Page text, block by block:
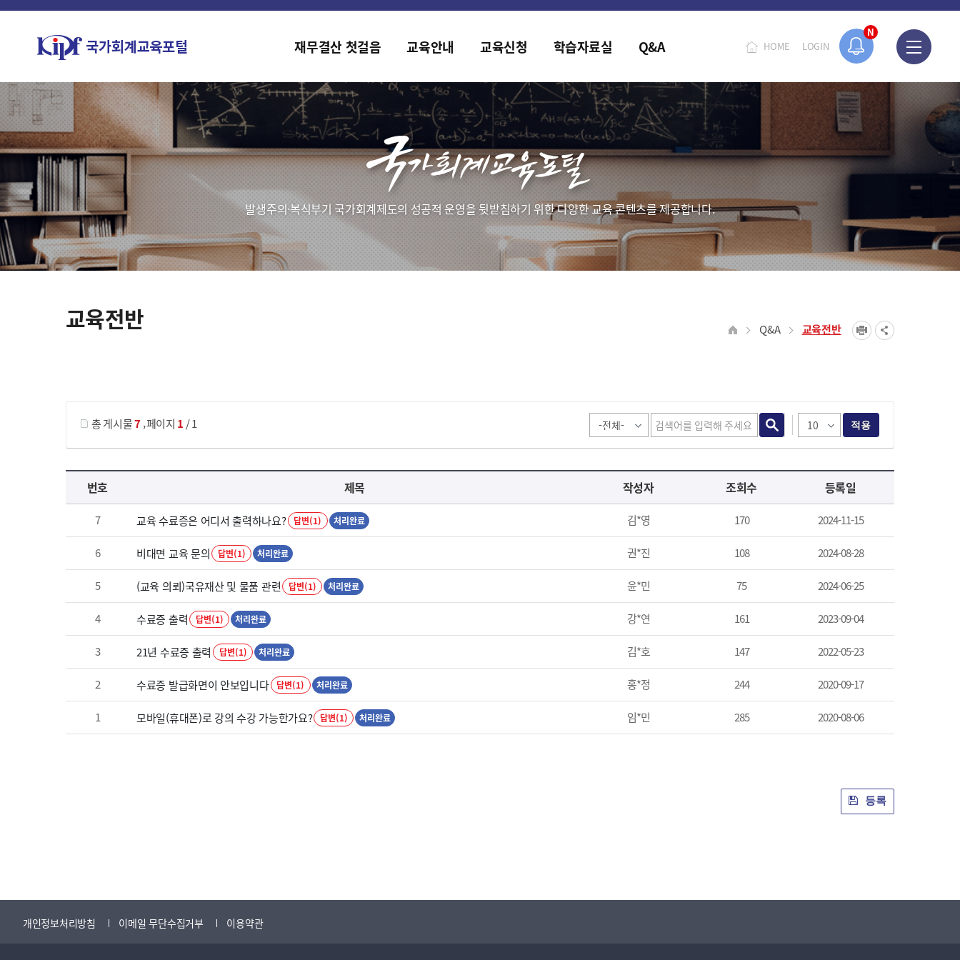
N
홈페이지가 새롭게 개편되었습니다.
HOME LOGIN
재무결산 첫걸음 교육안내 교육신청 학습자료실 Q&A
발생주의·복식부기 국가회계제도의 성공적 운영을 뒷받침하기 위한 다양한 교육 콘텐츠를 제공합니다.
교육전반 Q&A 교육전반
총 게시물7,페이지 1 / 1 적용
교육전반 목록 으로 번호, 제목, 작성자, 조회수, 등록 일로 나열 되고 있습니다.
번호 제목 작성자 조회수 등록일
7 교육 수료증은 어디서 출력하나요? 답변(1) 처리완료 김*영 170 2024-11-15
6 비대면 교육 문의 답변(1) 처리완료 권*진 108 2024-08-28
5 (교육 의뢰)국유재산 및 물품 관련 답변(1) 처리완료 윤*민 75 2024-06-25
4 수료증 출력 답변(1) 처리완료 강*연 161 2023-09-04
3 21년 수료증 출력 답변(1) 처리완료 김*호 147 2022-05-23
2 수료증 발급화면이 안보입니다 답변(1) 처리완료 홍*정 244 2020-09-17
1 모바일(휴대폰)로 강의 수강 가능한가요? 답변(1) 처리완료 임*민 285 2020-08-06
등록
개인정보처리방침 이메일 무단수집거부 이용약관